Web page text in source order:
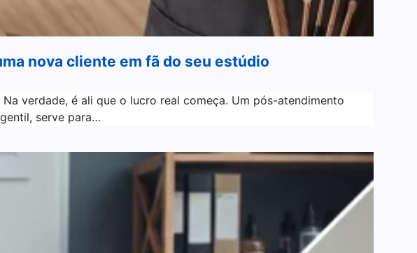
nova cliente em fã do seu estúdio
verdade, é ali que o lucro real começa. Um pós-atendimento
serve para…